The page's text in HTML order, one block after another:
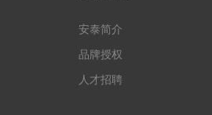
安泰简介
品牌授权
人才招聘